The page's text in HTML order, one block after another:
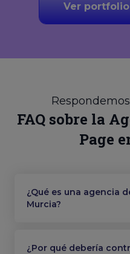
Ver
FAQ sobre la
Page
¿Qué es una agencia
Murcia?
¿Por qué debería